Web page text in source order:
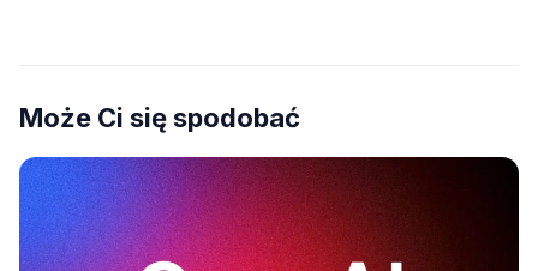
Może Ci się spodobać